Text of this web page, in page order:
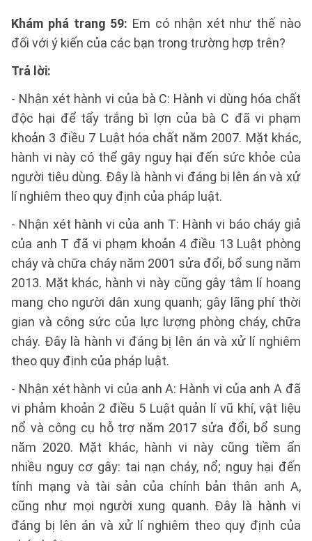
Khám phá trang 59: Em có nhận xét như thế nào
đối với ý kiến của các bạn trong trường hợp trên?
Trả lời:
- Nhận xét hành vi của bà C: Hành vi dùng hóa chất
độc hại để tẩy trắng bì lợn của bà C đã vi phạm
khoản 3 điều 7 Luật hóa chất năm 2007. Mặt khác,
hành vi này có thể gây nguy hại đến sức khỏe của
người tiêu dùng. Đây là hành vi đáng bị lên án và xử
lí nghiêm theo quy định của pháp luật.
- Nhận xét hành vi của anh T: Hành vi báo cháy giả
của anh T đã vi phạm khoản 4 điều 13 Luật phòng
cháy và chữa cháy năm 2001 sửa đổi, bổ sung năm
2013. Mặt khác, hành vi này cũng gây tâm lí hoang
mang cho người dân xung quanh; gây lãng phí thời
gian và công sức của lực lượng phòng cháy, chữa
cháy. Đây là hành vi đáng bị lên án và xử lí nghiêm
theo quy định của pháp luật.
- Nhận xét hành vi của anh A: Hành vi của anh A đã
vi phảm khoản 2 điều 5 Luật quản lí vũ khí, vật liệu
nổ và công cụ hỗ trợ năm 2017 sửa đổi, bổ sung
năm 2020. Mặt khác, hành vi này cũng tiềm ẩn
nhiều nguy cơ gây: tai nạn cháy, nổ; nguy hại đến
tính mạng và tài sản của chính bản thân anh A,
cũng như mọi người xung quanh. Đây là hành vi
đáng bị lên án và xử lí nghiêm theo quy định của